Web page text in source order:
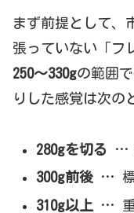
まず前提として、
張っていない「フ
250〜330gの範囲
りした感覚は次の
280gを切る …
300g前後… 標
310g以上 … 重